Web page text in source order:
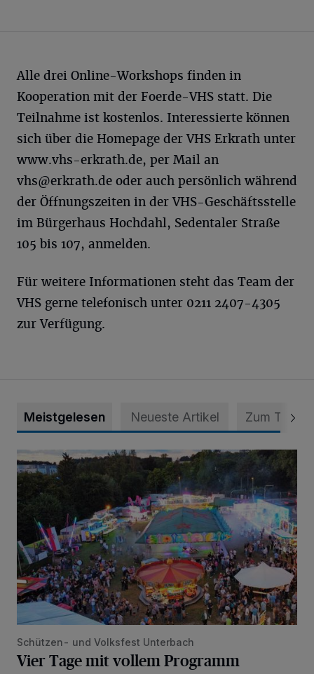
Alle drei Online-Workshops finden in
Kooperation mit der Foerde-VHS statt. Die
Teilnahme ist kostenlos. Interessierte können
sich über die Homepage der VHS Erkrath unter
www.vhs-erkrath.de, per Mail an
vhs@erkrath.de oder auch persönlich während
der Öffnungszeiten in der VHS-Geschäftsstelle
im Bürgerhaus Hochdahl, Sedentaler Straße
105 bis 107, anmelden.
Für weitere Informationen steht das Team der
VHS gerne telefonisch unter 0211 2407-4305
zur Verfügung.
Meistgelesen Neueste Artikel Zum Thema
Vier Tage mit vollem Programm
Schützen- und Volksfest Unterbach
Vier Tage mit vollem Programm